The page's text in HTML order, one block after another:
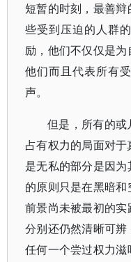
短暂的时刻，最善
些受到压迫的人群
励，他们不仅仅是为
他们而且代表所有
声。
但是，所有的
占有权力的局面对
是无私的部分是因
的原则只是在黑暗
前景尚未被最初的
分别还仍然清晰可辨
任何一个尝过权力